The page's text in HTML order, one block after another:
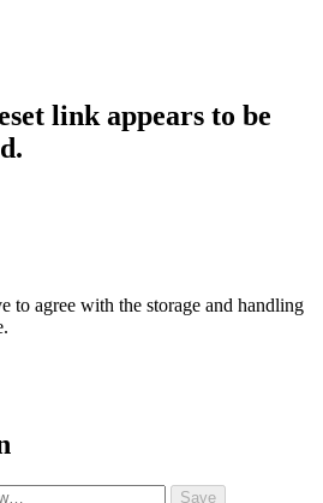
link appears to be
to agree with the storage and handling